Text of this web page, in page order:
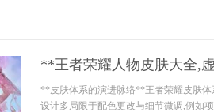
**王者荣耀人物皮肤大全,
**皮肤体系的演进脉络**王者荣耀皮肤
设计多局限于配色更改与细节微调,例如